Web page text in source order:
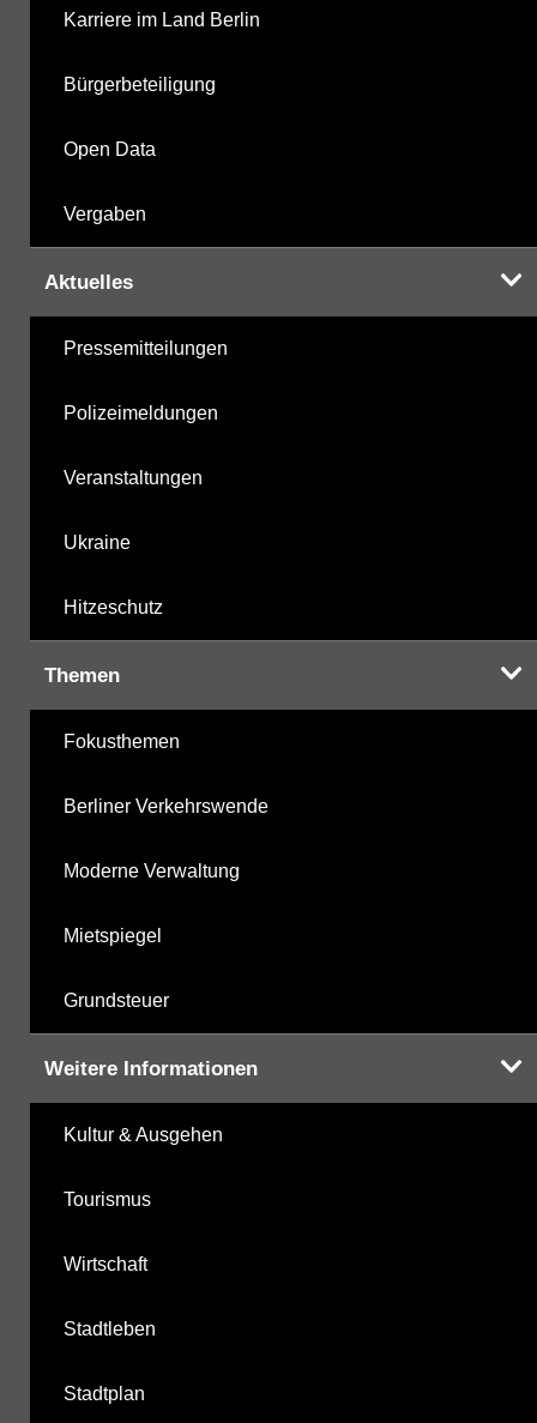
Karriere im Land Berlin
Bürgerbeteiligung
Open Data
Vergaben
Aktuelles
Pressemitteilungen
Polizeimeldungen
Veranstaltungen
Ukraine
Hitzeschutz
Themen
Fokusthemen
Berliner Verkehrswende
Moderne Verwaltung
Mietspiegel
Grundsteuer
Weitere Informationen
Kultur & Ausgehen
Tourismus
Wirtschaft
Stadtleben
Stadtplan